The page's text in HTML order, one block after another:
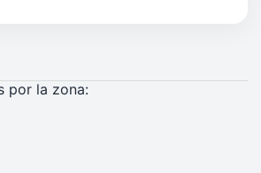
por la zona: